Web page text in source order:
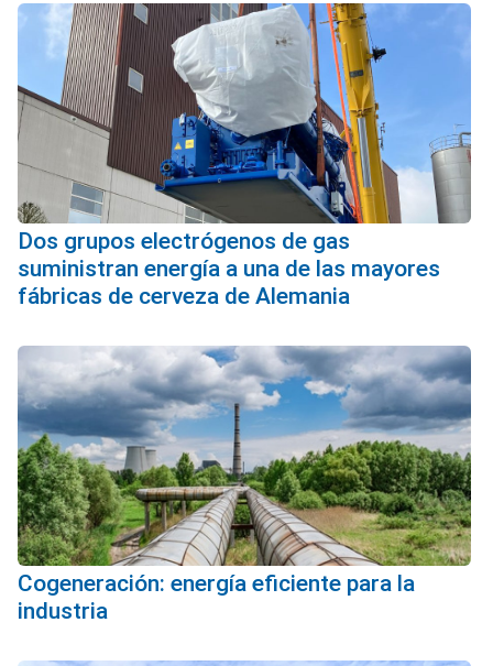
Dos grupos electrógenos de gas
suministran energía a una de las mayores
fábricas de cerveza de Alemania
Cogeneración: energía eficiente para la
industria